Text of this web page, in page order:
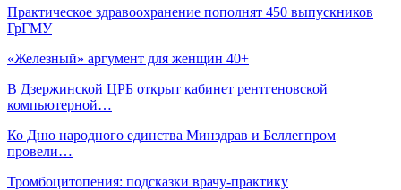
Практическое здравоохранение пополнят 450 выпускников
ГрГМУ
«Железный» аргумент для женщин 40+
В Дзержинской ЦРБ открыт кабинет рентгеновской
компьютерной…
Ко Дню народного единства Минздрав и Беллегпром
провели…
Тромбоцитопения: подсказки врачу-практику